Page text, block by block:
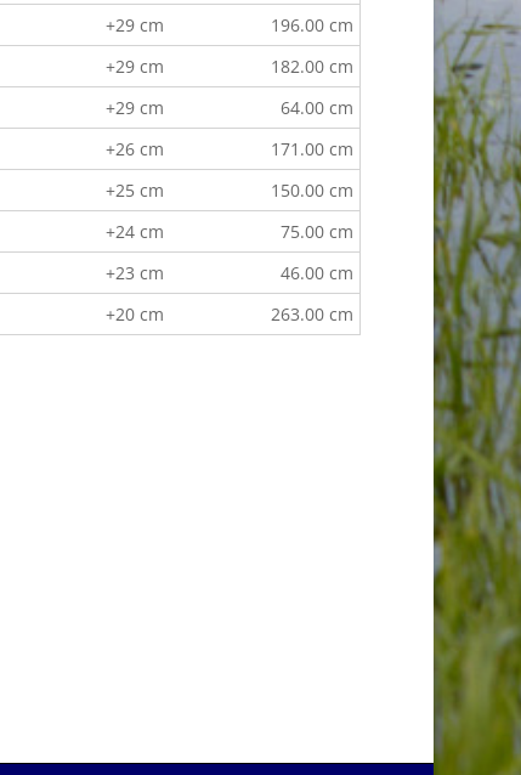
+29 cm
196.00 cm
+29 cm
182.00 cm
+29 cm
64.00 cm
+26 cm
171.00 cm
+25 cm
150.00 cm
+24 cm
75.00 cm
+23 cm
46.00 cm
+20 cm 263.00 cm